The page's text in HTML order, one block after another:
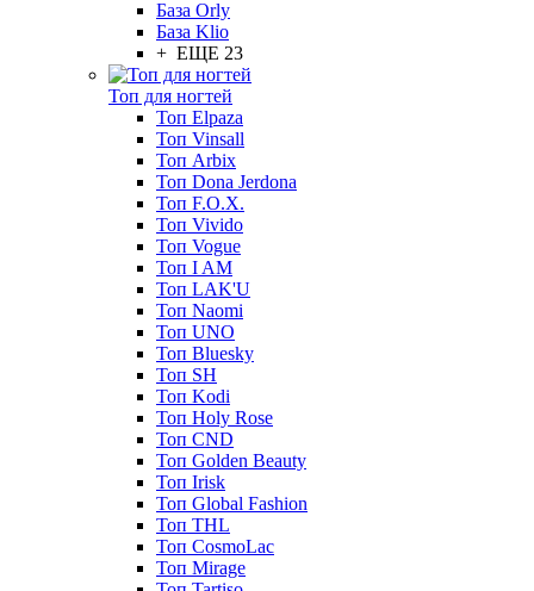
База Orly
База Klio
+ ЕЩЕ 23
Топ для ногтей
Топ Elpaza
Топ Vinsall
Топ Arbix
Топ Dona Jerdona
Топ F.O.X.
Топ Vivido
Топ Vogue
Топ I AM
Топ LAK'U
Топ Naomi
Топ UNO
Топ Bluesky
Топ SH
Топ Kodi
Топ Holy Rose
Топ CND
Топ Golden Beauty
Топ Irisk
Топ Global Fashion
Топ THL
Топ CosmoLac
Топ Mirage